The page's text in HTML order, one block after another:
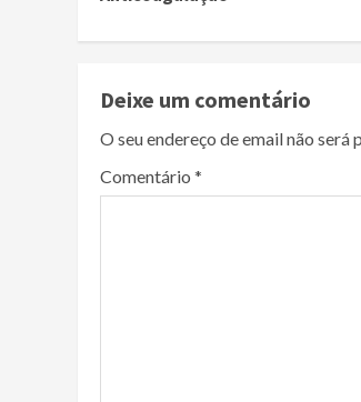
Deixe um comentário
O seu endereço de email não será
Comentário *